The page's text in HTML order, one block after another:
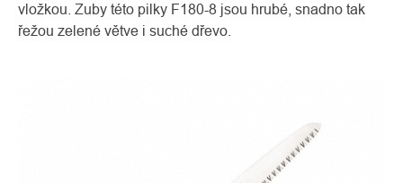
vložkou. Zuby této pilky F180-8 jsou hrubé, snadno tak
řežou zelené větve i suché dřevo.